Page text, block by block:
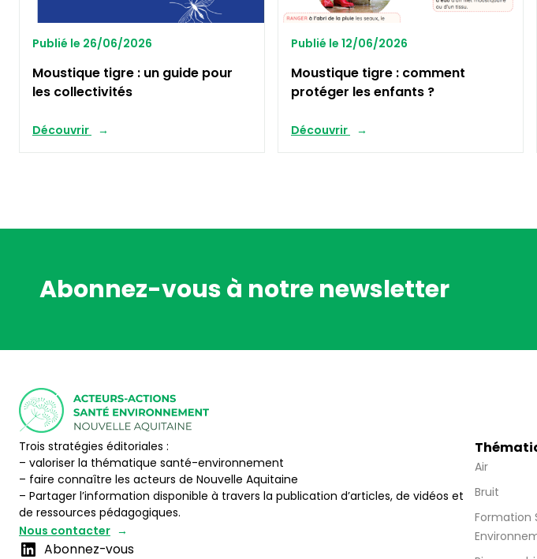
Publié le 26/06/2026
Moustique tigre : un guide pour
les collectivités
Découvrir
Publié le 12/06/2026
Moustique tigre : comment
protéger les enfants ?
Découvrir
Abonnez-vous à notre newsletter
Trois stratégies éditoriales :
– valoriser la thématique santé-environnement
– faire connaître les acteurs de Nouvelle Aquitaine
– Partager l’information disponible à travers la publication d’articles, de vidéos et
de ressources pédagogiques.
Nous contacter
Abonnez-vous
Air
Bruit
Formation